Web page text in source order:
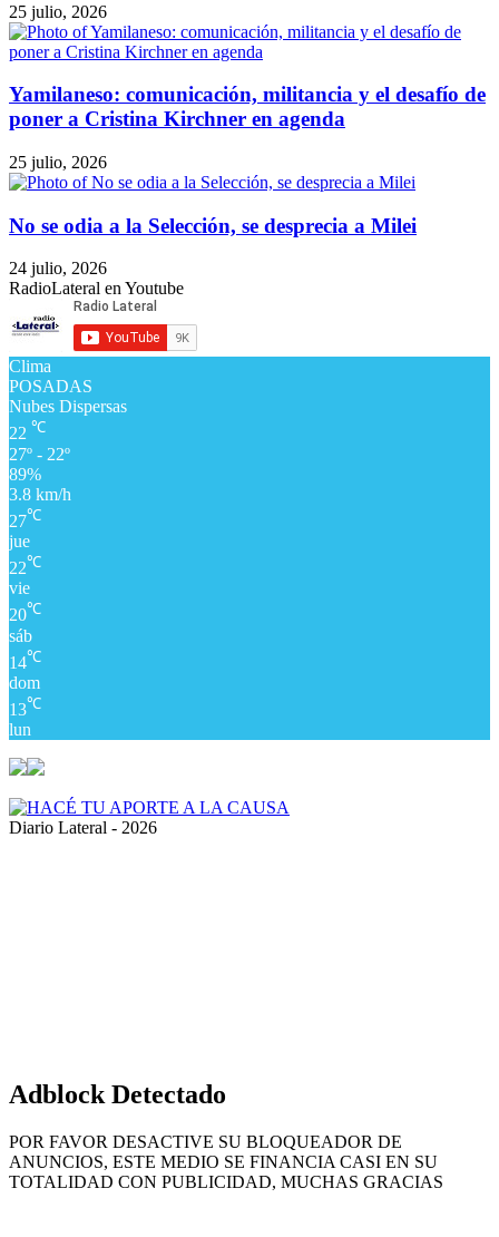
25 julio, 2026
Yamilaneso: comunicación, militancia y el desafío de
poner a Cristina Kirchner en agenda
25 julio, 2026
No se odia a la Selección, se desprecia a Milei
24 julio, 2026
RadioLateral en Youtube
Clima
POSADAS
Nubes Dispersas
22 ℃
27º - 22º
89%
3.8 km/h
27℃
jue
22℃
vie
20℃
sáb
14℃
dom
13℃
lun
Diario Lateral - 2026
Adblock Detectado
POR FAVOR DESACTIVE SU BLOQUEADOR DE
ANUNCIOS, ESTE MEDIO SE FINANCIA CASI EN SU
TOTALIDAD CON PUBLICIDAD, MUCHAS GRACIAS